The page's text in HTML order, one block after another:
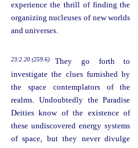
experience the thrill of finding the
organizing nucleuses of new worlds
and universes.
23:2.20 (259.6)
They go forth to
investigate the clues furnished by
the space contemplators of the
realms. Undoubtedly the Paradise
Deities know of the existence of
these undiscovered energy systems
of space, but they never divulge